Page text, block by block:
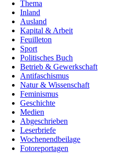
Thema
Inland
Ausland
Kapital & Arbeit
Feuilleton
Sport
Politisches Buch
Betrieb & Gewerkschaft
Antifaschismus
Natur & Wissenschaft
Feminismus
Geschichte
Medien
Abgeschrieben
Leserbriefe
Wochenendbeilage
Fotoreportagen